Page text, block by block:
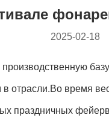
2025-02-18
отрасли.Во время
праздничных